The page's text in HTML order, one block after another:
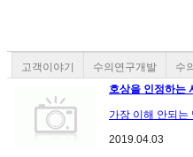
고객이야기 수의연구개발 수
호상을 인정하는
가장 이해 안되는
2019.04.03